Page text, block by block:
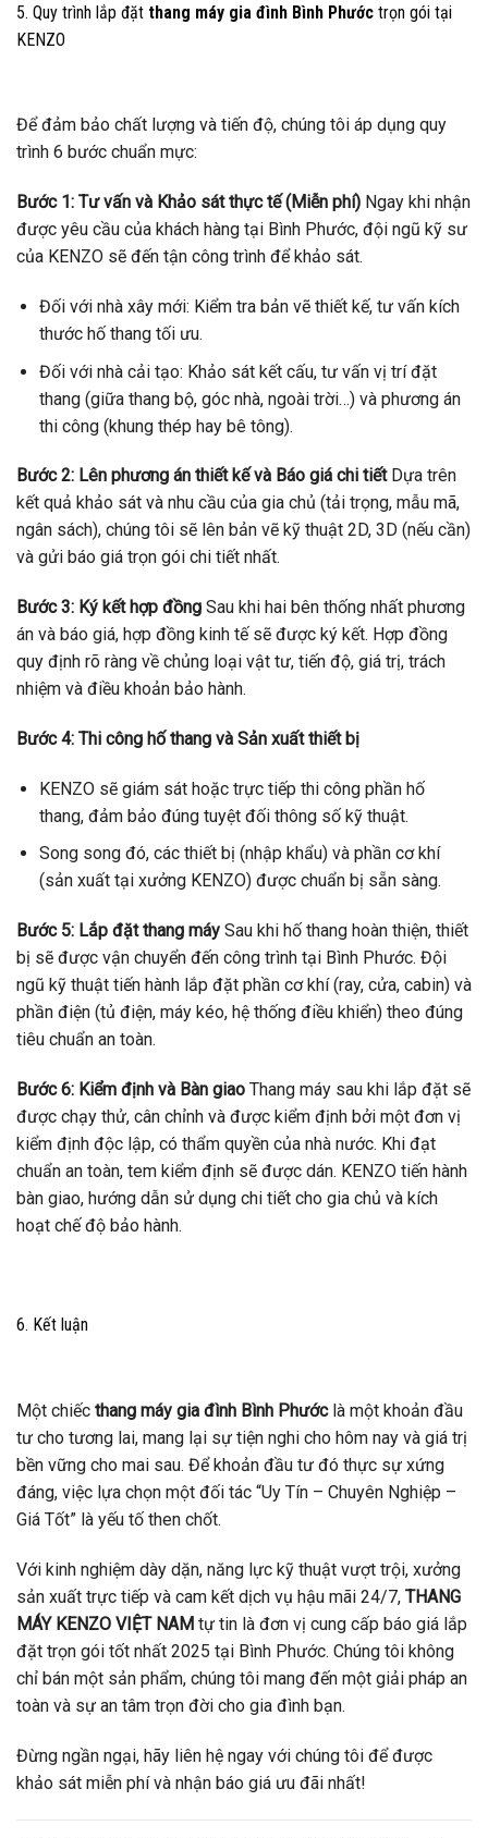
5. Quy trình lắp đặt thang máy gia đình Bình Phước trọn gói tại
KENZO
Để đảm bảo chất lượng và tiến độ, chúng tôi áp dụng quy
trình 6 bước chuẩn mực:
Bước 1: Tư vấn và Khảo sát thực tế (Miễn phí) Ngay khi nhận
được yêu cầu của khách hàng tại Bình Phước, đội ngũ kỹ sư
của KENZO sẽ đến tận công trình để khảo sát.
Đối với nhà xây mới: Kiểm tra bản vẽ thiết kế, tư vấn kích
thước hố thang tối ưu.
Đối với nhà cải tạo: Khảo sát kết cấu, tư vấn vị trí đặt
thang (giữa thang bộ, góc nhà, ngoài trời…) và phương án
thi công (khung thép hay bê tông).
Bước 2: Lên phương án thiết kế và Báo giá chi tiếtDựa trên
kết quả khảo sát và nhu cầu của gia chủ (tải trọng, mẫu mã,
ngân sách), chúng tôi sẽ lên bản vẽ kỹ thuật 2D, 3D (nếu cần)
và gửi báo giá trọn gói chi tiết nhất.
Bước 3: Ký kết hợp đồng Sau khi hai bên thống nhất phương
án và báo giá, hợp đồng kinh tế sẽ được ký kết. Hợp đồng
quy định rõ ràng về chủng loại vật tư, tiến độ, giá trị, trách
nhiệm và điều khoản bảo hành.
Bước 4: Thi công hố thang và Sản xuất thiết bị
KENZO sẽ giám sát hoặc trực tiếp thi công phần hố
thang, đảm bảo đúng tuyệt đối thông số kỹ thuật.
Song song đó, các thiết bị (nhập khẩu) và phần cơ khí
(sản xuất tại xưởng KENZO) được chuẩn bị sẵn sàng.
Bước 5: Lắp đặt thang máy Sau khi hố thang hoàn thiện, thiết
bị sẽ được vận chuyển đến công trình tại Bình Phước. Đội
ngũ kỹ thuật tiến hành lắp đặt phần cơ khí (ray, cửa, cabin) và
phần điện (tủ điện, máy kéo, hệ thống điều khiển) theo đúng
tiêu chuẩn an toàn.
Bước 6: Kiểm định và Bàn giao Thang máy sau khi lắp đặt sẽ
được chạy thử, cân chỉnh và được kiểm định bởi một đơn vị
kiểm định độc lập, có thẩm quyền của nhà nước. Khi đạt
chuẩn an toàn, tem kiểm định sẽ được dán. KENZO tiến hành
bàn giao, hướng dẫn sử dụng chi tiết cho gia chủ và kích
hoạt chế độ bảo hành.
6. Kết luận
Một chiếc thang máy gia đình Bình Phướclà một khoản đầu
tư cho tương lai, mang lại sự tiện nghi cho hôm nay và giá trị
bền vững cho mai sau. Để khoản đầu tư đó thực sự xứng
đáng, việc lựa chọn một đối tác “Uy Tín – Chuyên Nghiệp –
Giá Tốt” là yếu tố then chốt.
Với kinh nghiệm dày dặn, năng lực kỹ thuật vượt trội, xưởng
sản xuất trực tiếp và cam kết dịch vụ hậu mãi 24/7, THANG
MÁY KENZO VIỆT NAM tự tin là đơn vị cung cấp báo giá lắp
đặt trọn gói tốt nhất 2025 tại Bình Phước. Chúng tôi không
chỉ bán một sản phẩm, chúng tôi mang đến một giải pháp an
toàn và sự an tâm trọn đời cho gia đình bạn.
Đừng ngần ngại, hãy liên hệ ngay với chúng tôi để được
khảo sát miễn phí và nhận báo giá ưu đãi nhất!